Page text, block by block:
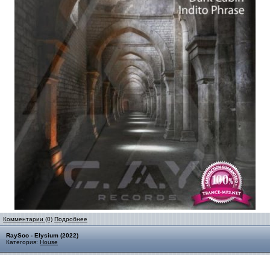
Комментарии (0) Подробнее
RaySoo - Elysium (2022)
Категория: House